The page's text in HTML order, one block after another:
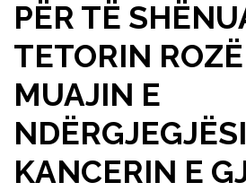
PËR TË
TETORIN
MUAJIN E
KANCERIN E